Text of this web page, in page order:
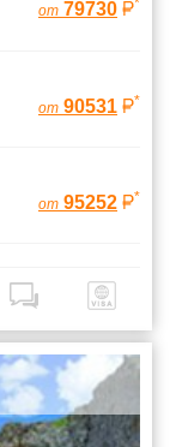
от 79730 *
от 90531 *
от 95252 *